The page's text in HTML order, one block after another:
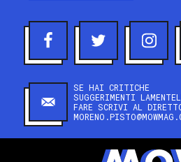
SE HAI CRITICHE
SUGGERIMENTI
FARE SCRIVI AL